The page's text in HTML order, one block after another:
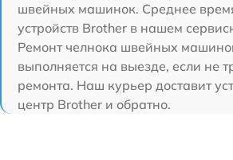
швейных машинок. Среднее
устройств Brother в нашем
Ремонт челнока швейных
выполняется на выезде, если не
ремонта. Наш курьер доставит
центр Brother и обратно.